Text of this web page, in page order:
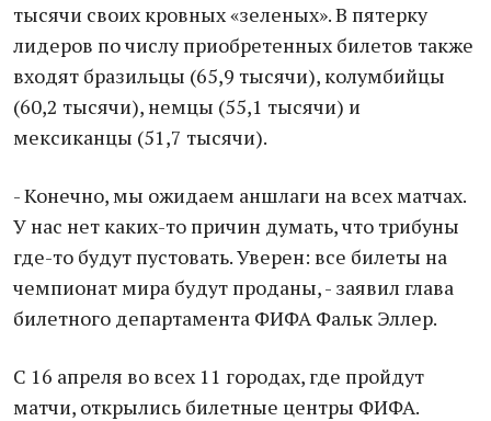
тысячи своих кровных «зеленых». В пятерку
лидеров по числу приобретенных билетов также
входят бразильцы (65,9 тысячи), колумбийцы
(60,2 тысячи), немцы (55,1 тысячи) и
мексиканцы (51,7 тысячи).
- Конечно, мы ожидаем аншлаги на всех матчах.
У нас нет каких-то причин думать, что трибуны
где-то будут пустовать. Уверен: все билеты на
чемпионат мира будут проданы, - заявил глава
билетного департамента ФИФА Фальк Эллер.
С 16 апреля во всех 11 городах, где пройдут
матчи, открылись билетные центры ФИФА.